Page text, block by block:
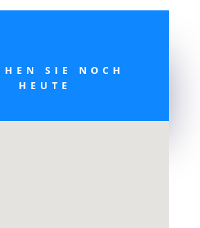
SIE NOCH
HEUTE